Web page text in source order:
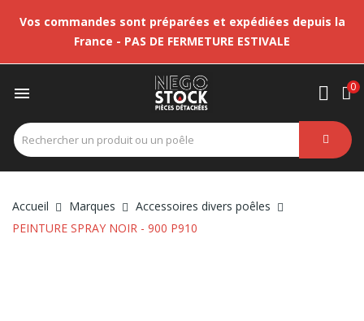
Vos commandes sont préparées et expédiées depuis la
France - PAS DE FERMETURE ESTIVALE
 0
Accueil Marques
Accessoires divers poêles
PEINTURE SPRAY NOIR - 900 P910